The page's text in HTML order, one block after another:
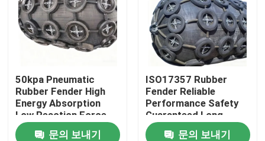
50kpa Pneumatic
Rubber Fender High
Energy Absorption
Low Reaction Force
Durable Use
문의 보내기
ISO17357 Rubber
Fender Reliable
Performance Safety
Guaranteed Long
Service Life
문의 보내기